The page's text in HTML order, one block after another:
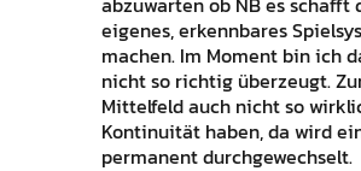
eigenes, erkennbares
machen. Im Moment bin ich
nicht so richtig überzeugt.
Mittelfeld auch nicht so
Kontinuität haben, da wird
permanent durchgewechselt.